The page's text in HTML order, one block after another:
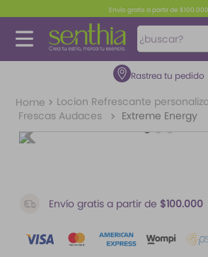
Envío gratis a partir de $100.000
¿buscar?
Rastrea tu pedido
Locion Refrescante
Frescas Audaces
Extreme Energy
Envío gratis a partir de $100.000
TÉRMINOS MÁS BUSCADOS
1.
perfume
5
iconic
feromonas